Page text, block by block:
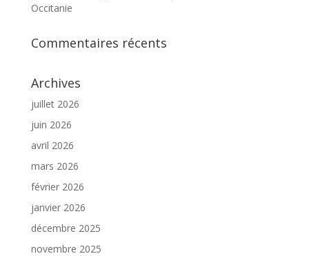
Occitanie
Commentaires récents
Archives
juillet 2026
juin 2026
avril 2026
mars 2026
février 2026
janvier 2026
décembre 2025
novembre 2025